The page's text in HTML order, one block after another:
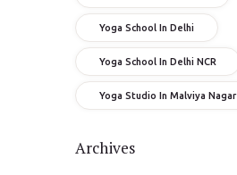
Yoga School In Delhi
Yoga School In Delhi NCR
Yoga Studio In Malviya Nagar
Archives